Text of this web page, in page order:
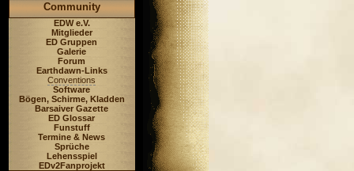
Community
EDW e.V.
Mitglieder
ED Gruppen
Galerie
Forum
Earthdawn-Links
Conventions
Software
Bögen, Schirme, Kladden
Barsaiver Gazette
ED Glossar
Funstuff
Termine & News
Sprüche
Lehensspiel
EDv2Fanprojekt